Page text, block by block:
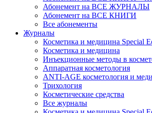
Абонемент на ВСЕ ЖУРНАЛЫ
Абонемент на ВСЕ КНИГИ
Все абонементы
Журналы
Косметика и медицина Special
Косметика и медицина
Инъекционные методы в
Аппаратная косметология
ANTI-AGE косметология и
Трихология
Косметические средства
Все журналы